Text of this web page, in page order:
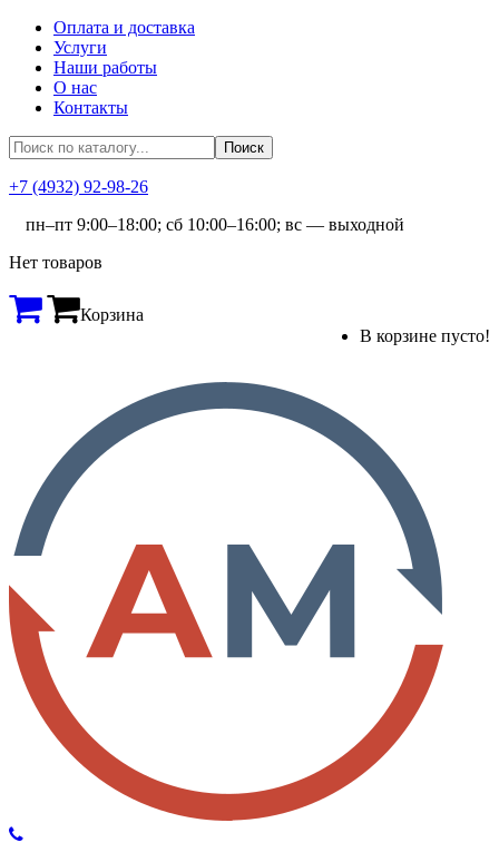
Оплата и доставка
Услуги
Наши работы
О нас
Контакты
+7 (4932) 92-98-26
пн–пт 9:00–18:00; сб 10:00–16:00; вс — выходной
Нет товаров
Корзина
В корзине пусто!